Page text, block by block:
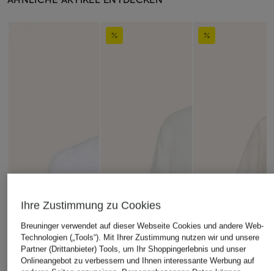
Ihre Zustimmung zu Cookies
Breuninger verwendet auf dieser Webseite Cookies und andere Web-
Technologien („Tools“). Mit Ihrer Zustimmung nutzen wir und unsere
Partner (Drittanbieter) Tools, um Ihr Shoppingerlebnis und unser
Onlineangebot zu verbessern und Ihnen interessante Werbung auf